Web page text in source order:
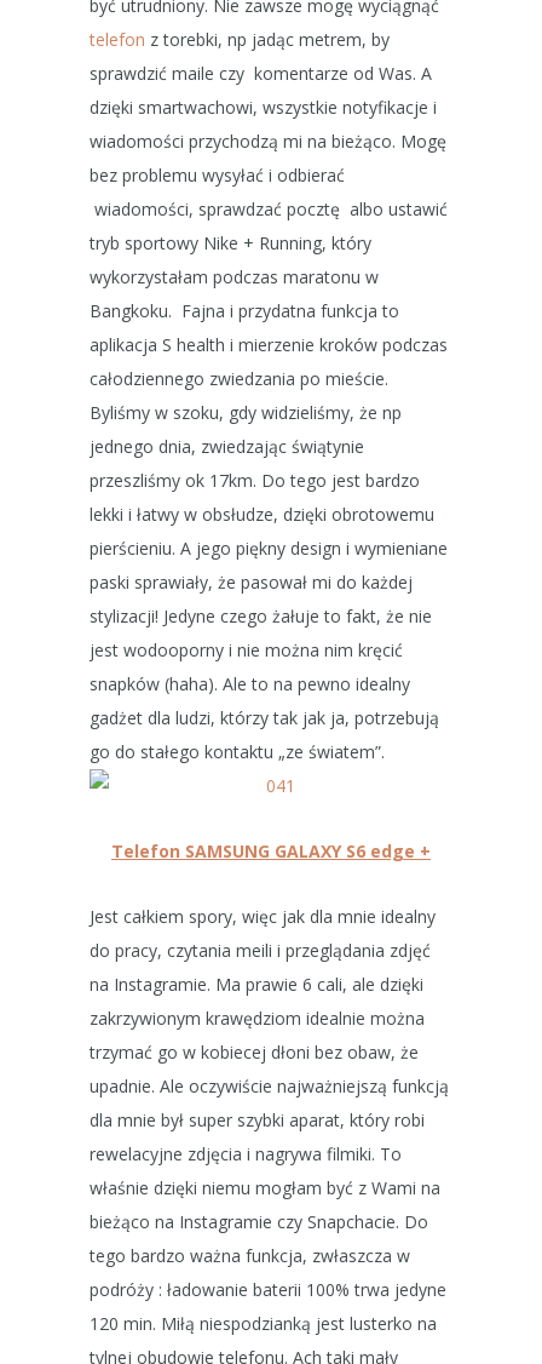
być utrudniony. Nie zawsze mogę wyciągnąć
telefon z torebki, np jadąc metrem, by
sprawdzić maile czy komentarze od Was. A
dzięki smartwachowi, wszystkie notyfikacje i
wiadomości przychodzą mi na bieżąco. Mogę
bez problemu wysyłać i odbierać
wiadomości, sprawdzać pocztę albo ustawić
tryb sportowy Nike + Running, który
wykorzystałam podczas maratonu w
Bangkoku. Fajna i przydatna funkcja to
aplikacja S health i mierzenie kroków podczas
całodziennego zwiedzania po mieście.
Byliśmy w szoku, gdy widzieliśmy, że np
jednego dnia, zwiedzając świątynie
przeszliśmy ok 17km. Do tego jest bardzo
lekki i łatwy w obsłudze, dzięki obrotowemu
pierścieniu. A jego piękny design i wymieniane
paski sprawiały, że pasował mi do każdej
stylizacji! Jedyne czego żałuje to fakt, że nie
jest wodooporny i nie można nim kręcić
snapków (haha). Ale to na pewno idealny
gadżet dla ludzi, którzy tak jak ja, potrzebują
go do stałego kontaktu „ze światem”.
Telefon SAMSUNG GALAXY S6 edge +
Jest całkiem spory, więc jak dla mnie idealny
do pracy, czytania meili i przeglądania zdjęć
na Instagramie. Ma prawie 6 cali, ale dzięki
zakrzywionym krawędziom idealnie można
trzymać go w kobiecej dłoni bez obaw, że
upadnie. Ale oczywiście najważniejszą funkcją
dla mnie był super szybki aparat, który robi
rewelacyjne zdjęcia i nagrywa filmiki. To
właśnie dzięki niemu mogłam być z Wami na
bieżąco na Instagramie czy Snapchacie. Do
tego bardzo ważna funkcja, zwłaszcza w
podróży : ładowanie baterii 100% trwa jedyne
120 min. Miłą niespodzianką jest lusterko na
tylnej obudowie telefonu. Ach taki mały